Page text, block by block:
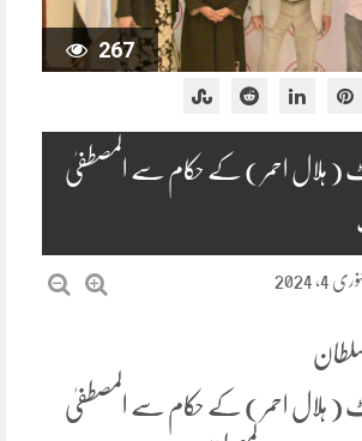
267
( ہلال احمر ) کے حکام سے المصطفیٰ
4, 2024
( ہلال احمر ) کے حکام سے المصطفیٰ